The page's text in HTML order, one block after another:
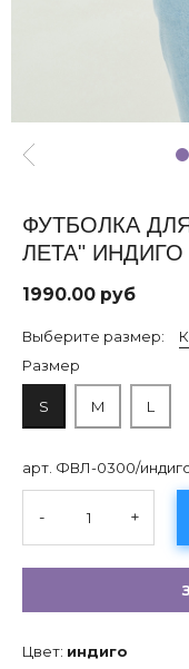
ФУТБОЛКА
ЛЕТА" ИНДИГО
1990.00 руб
Выберите размер:
Размер
S M L
арт. ФВЛ-0300/
- +
Цвет: индиго